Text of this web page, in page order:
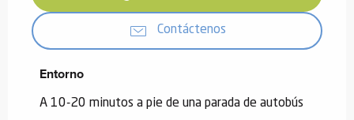
Contáctenos
Entorno
Entorno
A 10-20 minutos a pie de una parada de autobús